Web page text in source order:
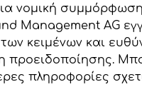
νομική
Management AG
κειμένων και
προειδοποίησης.
πληροφορίες